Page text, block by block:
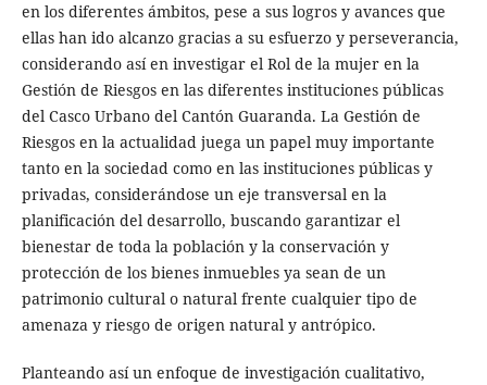
en los diferentes ámbitos, pese a sus logros y avances que
ellas han ido alcanzo gracias a su esfuerzo y perseverancia,
considerando así en investigar el Rol de la mujer en la
Gestión de Riesgos en las diferentes instituciones públicas
del Casco Urbano del Cantón Guaranda. La Gestión de
Riesgos en la actualidad juega un papel muy importante
tanto en la sociedad como en las instituciones públicas y
privadas, considerándose un eje transversal en la
planificación del desarrollo, buscando garantizar el
bienestar de toda la población y la conservación y
protección de los bienes inmuebles ya sean de un
patrimonio cultural o natural frente cualquier tipo de
amenaza y riesgo de origen natural y antrópico.
Planteando así un enfoque de investigación cualitativo,